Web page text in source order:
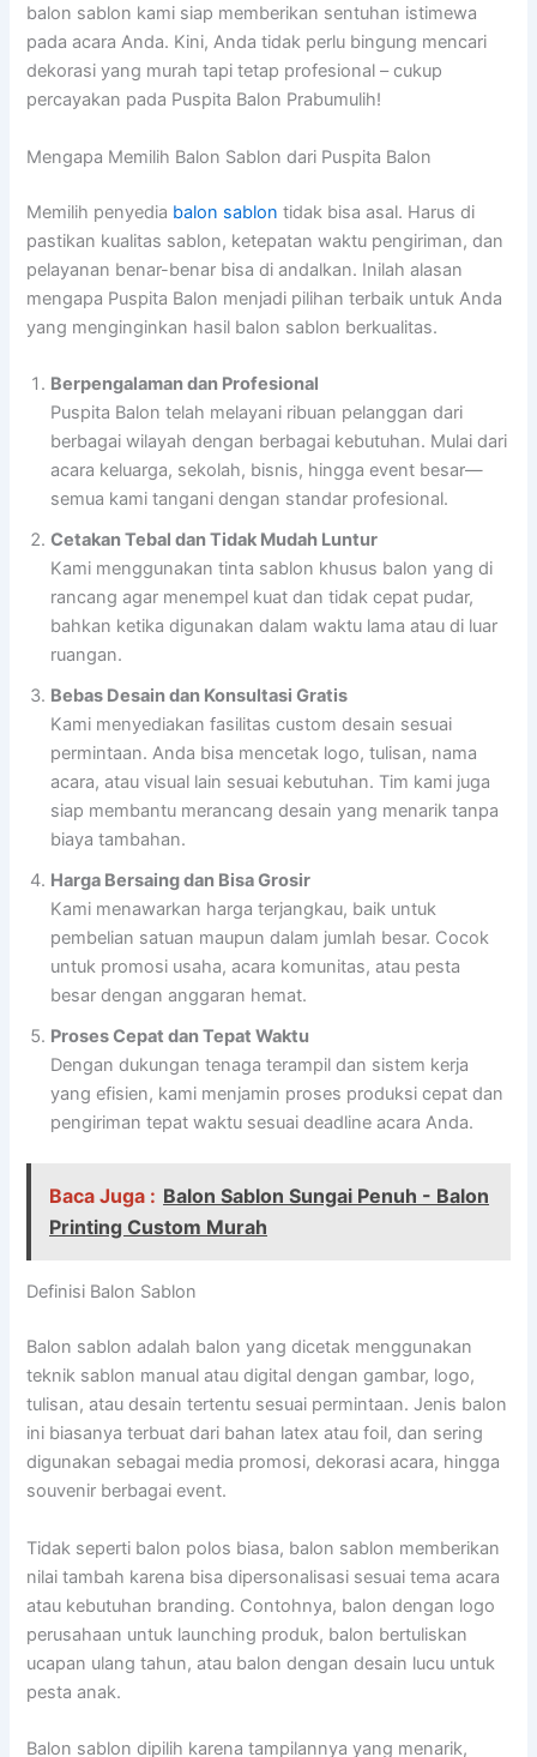
balon sablon kami siap memberikan sentuhan istimewa
pada acara Anda. Kini, Anda tidak perlu bingung mencari
dekorasi yang murah tapi tetap profesional – cukup
percayakan pada Puspita Balon Prabumulih!
Mengapa Memilih Balon Sablon dari Puspita Balon
Memilih penyedia balon sablon tidak bisa asal. Harus di
pastikan kualitas sablon, ketepatan waktu pengiriman, dan
pelayanan benar-benar bisa di andalkan. Inilah alasan
mengapa Puspita Balon menjadi pilihan terbaik untuk Anda
yang menginginkan hasil balon sablon berkualitas.
Berpengalaman dan Profesional
Puspita Balon telah melayani ribuan pelanggan dari
berbagai wilayah dengan berbagai kebutuhan. Mulai dari
acara keluarga, sekolah, bisnis, hingga event besar—
semua kami tangani dengan standar profesional.
Cetakan Tebal dan Tidak Mudah Luntur
Kami menggunakan tinta sablon khusus balon yang di
rancang agar menempel kuat dan tidak cepat pudar,
bahkan ketika digunakan dalam waktu lama atau di luar
ruangan.
Bebas Desain dan Konsultasi Gratis
Kami menyediakan fasilitas custom desain sesuai
permintaan. Anda bisa mencetak logo, tulisan, nama
acara, atau visual lain sesuai kebutuhan. Tim kami juga
siap membantu merancang desain yang menarik tanpa
biaya tambahan.
Harga Bersaing dan Bisa Grosir
Kami menawarkan harga terjangkau, baik untuk
pembelian satuan maupun dalam jumlah besar. Cocok
untuk promosi usaha, acara komunitas, atau pesta
besar dengan anggaran hemat.
Proses Cepat dan Tepat Waktu
Dengan dukungan tenaga terampil dan sistem kerja
yang efisien, kami menjamin proses produksi cepat dan
pengiriman tepat waktu sesuai deadline acara Anda.
Baca Juga : Balon Sablon Sungai Penuh - Balon
Printing Custom Murah
Definisi Balon Sablon
Balon sablon adalah balon yang dicetak menggunakan
teknik sablon manual atau digital dengan gambar, logo,
tulisan, atau desain tertentu sesuai permintaan. Jenis balon
ini biasanya terbuat dari bahan latex atau foil, dan sering
digunakan sebagai media promosi, dekorasi acara, hingga
souvenir berbagai event.
Tidak seperti balon polos biasa, balon sablon memberikan
nilai tambah karena bisa dipersonalisasi sesuai tema acara
atau kebutuhan branding. Contohnya, balon dengan logo
perusahaan untuk launching produk, balon bertuliskan
ucapan ulang tahun, atau balon dengan desain lucu untuk
pesta anak.
Balon sablon dipilih karena tampilannya yang menarik,